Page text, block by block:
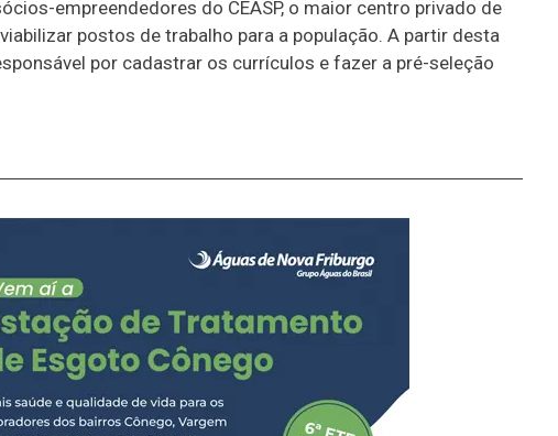
empreendedores do CEASP, o maior centro privado de
postos de trabalho para a população. A partir desta
por cadastrar os currículos e fazer a pré-seleção